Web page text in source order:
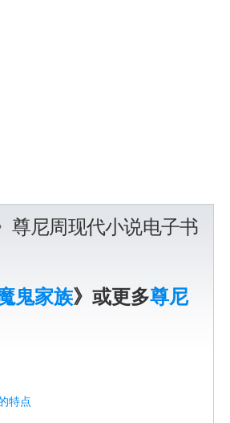
尊尼周现代小说电子书
鬼家族》或更多尊尼
特点